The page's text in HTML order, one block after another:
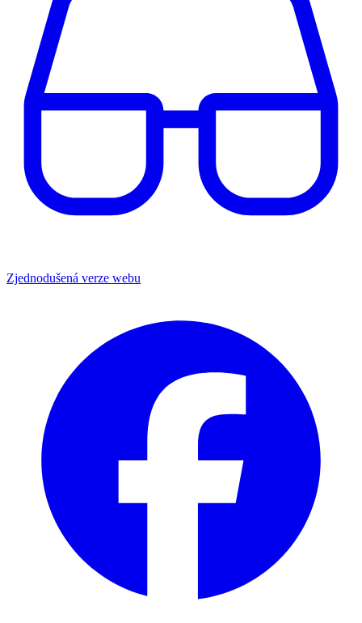
Zjednodušená verze webu